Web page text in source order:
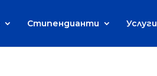
Стипендианти Услуги